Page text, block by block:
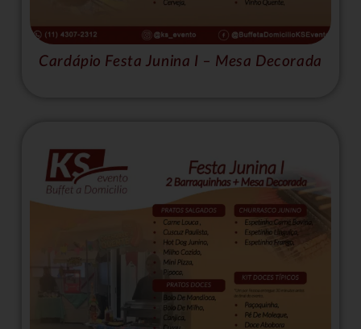
Cardápio Festa Junina I – Mesa Decorada